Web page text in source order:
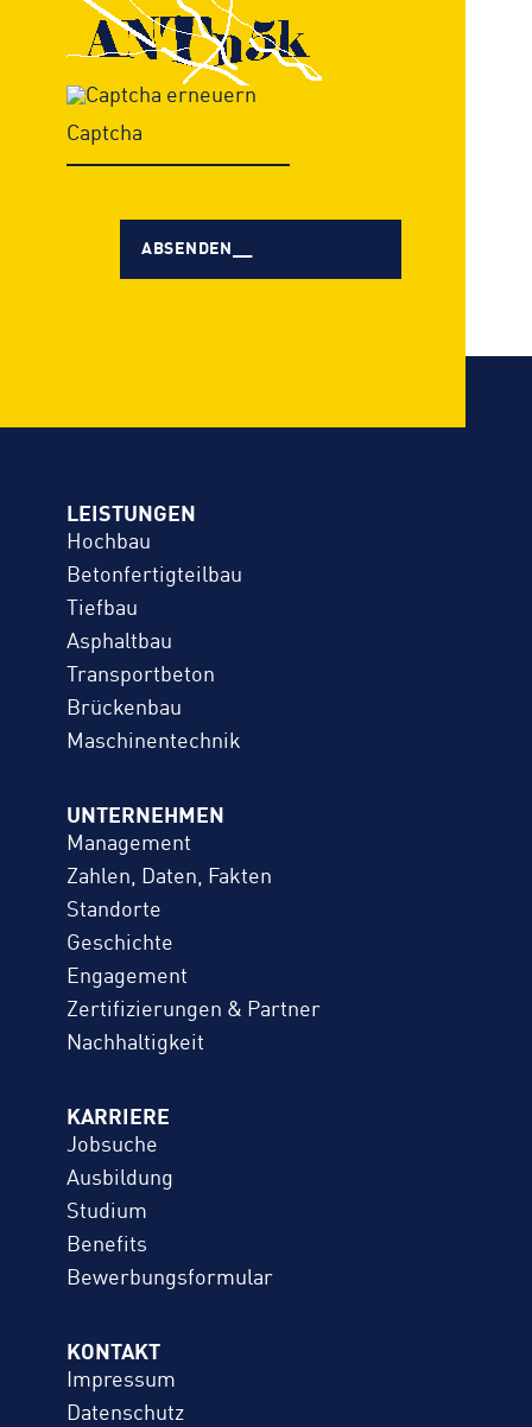
LEISTUNGEN
Hochbau
Betonfertigteilbau
Tiefbau
Asphaltbau
Transportbeton
Brückenbau
Maschinentechnik
KARRIERE
Jobsuche
Ausbildung
Studium
Benefits
Bewerbungs­formular
UNTERNEHMEN
Management
Zahlen, Daten, Fakten
Standorte
Geschichte
Engagement
Zertifizierungen & Partner
Nachhaltigkeit
KONTAKT
Impressum
Datenschutz